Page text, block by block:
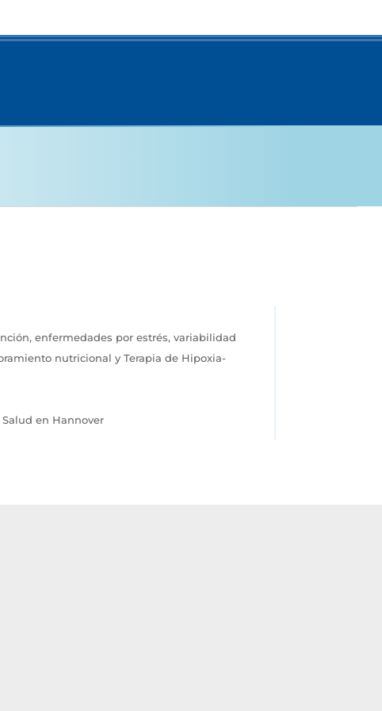
enfermedades por estrés, variabilidad
nutricional y Terapia de Hipoxia-
en Hannover